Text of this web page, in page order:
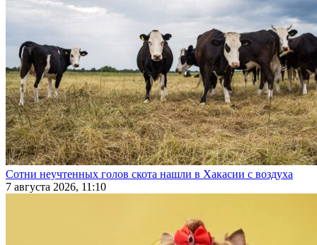
Сотни неучтенных голов скота нашли в Хакасии с воздуха
7 августа 2026, 11:10